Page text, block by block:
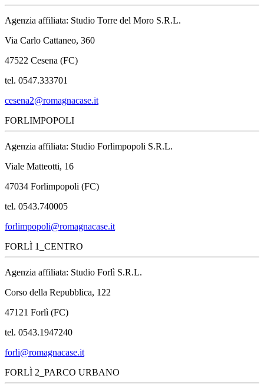
Agenzia affiliata: Studio Torre del Moro S.R.L.
Via Carlo Cattaneo, 360
47522 Cesena (FC)
tel. 0547.333701
cesena2@romagnacase.it
FORLIMPOPOLI
Agenzia affiliata: Studio Forlimpopoli S.R.L.
Viale Matteotti, 16
47034 Forlimpopoli (FC)
tel. 0543.740005
forlimpopoli@romagnacase.it
FORLÌ 1_CENTRO
Agenzia affiliata: Studio Forlì S.R.L.
Corso della Repubblica, 122
47121 Forlì (FC)
tel. 0543.1947240
forli@romagnacase.it
FORLÌ 2_PARCO URBANO